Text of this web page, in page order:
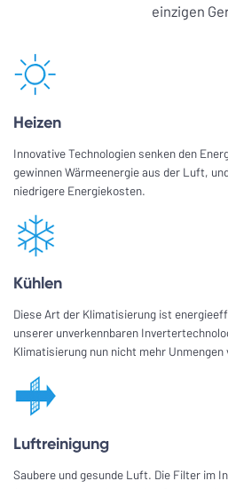
einzigen
Heizen
Innovative Technologien senken den
gewinnen Wärmeenergie aus der Luft,
niedrigere Energiekosten.
Kühlen
Diese Art der Klimatisierung ist
unserer unverkennbaren
Klimatisierung nun nicht mehr Unmengen
Luftreinigung
Saubere und gesunde Luft. Die Filter im